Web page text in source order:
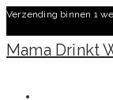
Ga
naar
inhoud
Verzending binnen 1
Mama Drinkt